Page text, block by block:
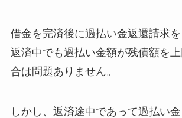
借金を完済後に過払い金返還請求を
返済中でも過払い金額が残債額を
合は問題ありません。
しかし、返済途中であって過払い